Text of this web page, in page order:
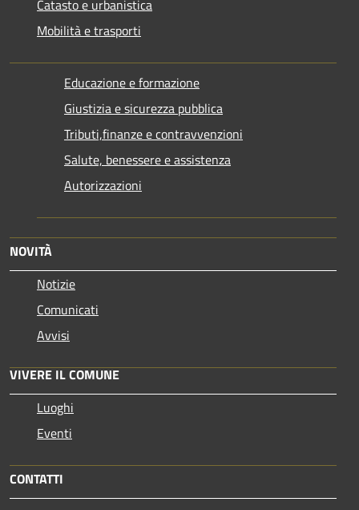
Catasto e urbanistica
Mobilità e trasporti
Educazione e formazione
Giustizia e sicurezza pubblica
Tributi,finanze e contravvenzioni
Salute, benessere e assistenza
Autorizzazioni
NOVITÀ
Notizie
Comunicati
Avvisi
VIVERE IL COMUNE
Luoghi
Eventi
CONTATTI